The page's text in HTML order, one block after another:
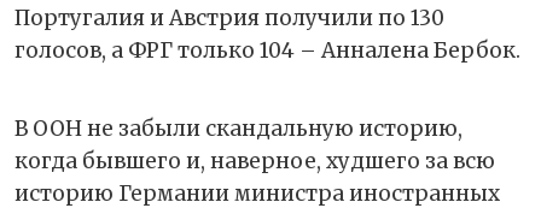
Португалия и Австрия получили по 130
голосов, а ФРГ только 104 – Анналена Бербок.
В ООН не забыли скандальную историю,
когда бывшего и, наверное, худшего за всю
историю Германии министра иностранных